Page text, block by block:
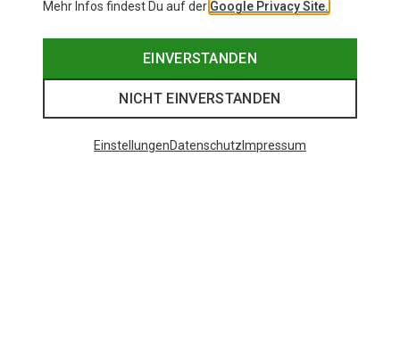
Mehr Infos findest Du auf der Google Privacy Site.
EINVERSTANDEN
NICHT EINVERSTANDEN
EinstellungenDatenschutz Impressum